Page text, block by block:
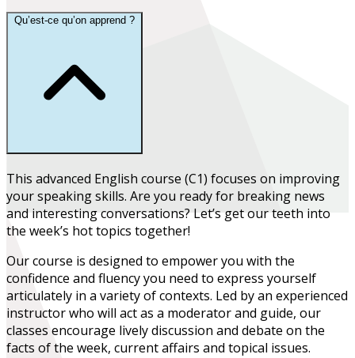
Qu’est-ce qu’on apprend ?
This advanced English course (C1) focuses on improving
your speaking skills. Are you ready for breaking news
and interesting conversations? Let’s get our teeth into
the week’s hot topics together!
Our course is designed to empower you with the
confidence and fluency you need to express yourself
articulately in a variety of contexts. Led by an experienced
instructor who will act as a moderator and guide, our
classes encourage lively discussion and debate on the
facts of the week, current affairs and topical issues.